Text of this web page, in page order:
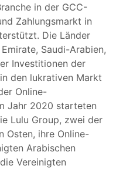
in der GCC-
Zahlungsmarkt in
Die Länder
Saudi-Arabien,
Investitionen der
den lukrativen Markt
Online-
Jahr 2020 starteten
Lulu Group, zwei der
Osten, ihre Online-
Arabischen
Vereinigten